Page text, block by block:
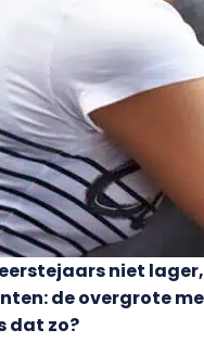
niet
de overgrote
dat zo?